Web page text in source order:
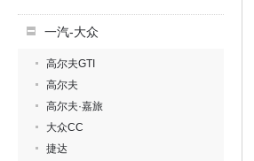
一汽-大众
高尔夫GTI
高尔夫
高尔夫·嘉旅
大众CC
捷达